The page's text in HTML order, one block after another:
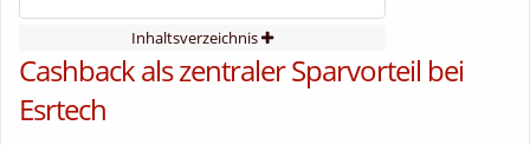
Inhaltsverzeichnis
Cashback als zentraler Sparvorteil bei
Esrtech